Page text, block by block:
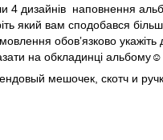
дизайнів наповнення
який вам сподобався
обовʼязково укажіть
на обкладинці альбому☺️
мешочек, скотч и